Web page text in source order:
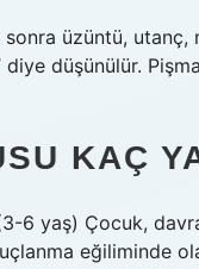
üzüntü, utanç,
diye düşünülür.
KAÇ
6 yaş) Çocuk,
eğiliminde